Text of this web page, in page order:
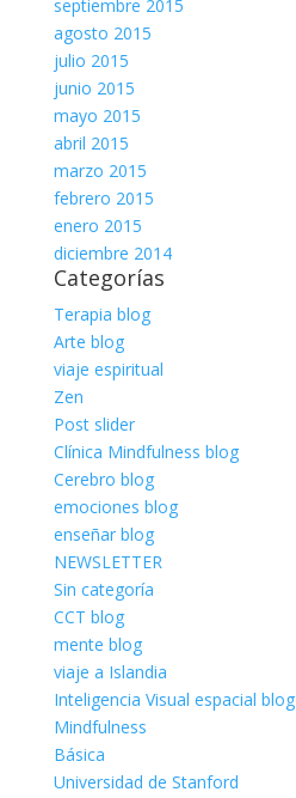
septiembre 2015
agosto 2015
julio 2015
junio 2015
mayo 2015
abril 2015
marzo 2015
febrero 2015
enero 2015
diciembre 2014
Categorías
Terapia blog
Arte blog
viaje espiritual
Zen
Post slider
Clínica Mindfulness blog
Cerebro blog
emociones blog
enseñar blog
NEWSLETTER
Sin categoría
CCT blog
mente blog
viaje a Islandia
Inteligencia Visual espacial blog
Mindfulness
Básica
Universidad de Stanford